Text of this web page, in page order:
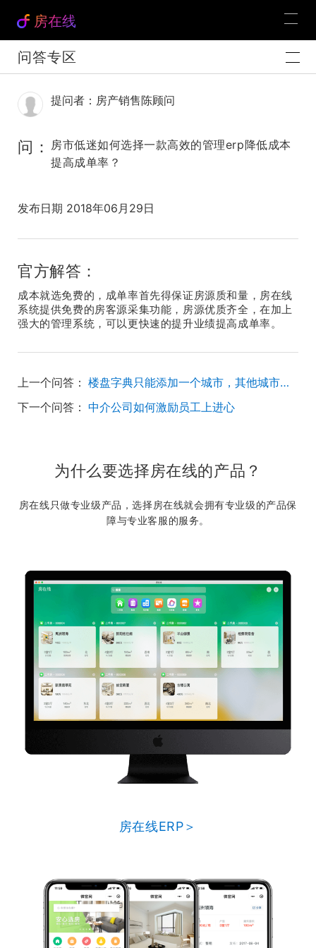
房在线
问答专区
提问者：房产销售陈顾问
问：
房市低迷如何选择一款高效的管理erp降低成本
提高成单率？
发布日期 2018年06月29日
官方解答：
成本就选免费的，成单率首先得保证房源质和量，房在线
系统提供免费的房客源采集功能，房源优质齐全，在加上
强大的管理系统，可以更快速的提升业绩提高成单率。
上一个问答：
楼盘字典只能添加一个城市，其他城市没办法添加吗？
下一个问答： 中介公司如何激励员工上进心
为什么要选择房在线的产品？
房在线只做专业级产品，选择房在线就会拥有专业级的产品保
障与专业客服的服务。
房在线ERP＞